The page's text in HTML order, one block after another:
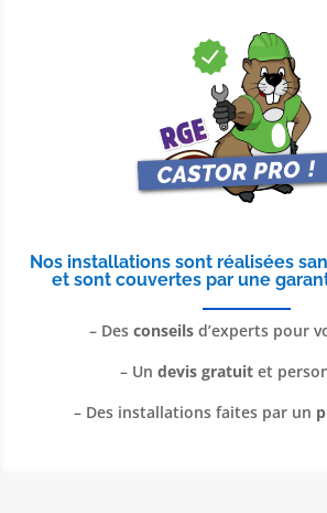
Nos installations sont réalisées
et sont couvertes par une
– Des conseils d’experts pour
– Un devis gratuit et
– Des installations faites par un